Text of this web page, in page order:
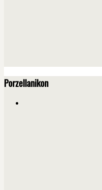
Porzellanikon